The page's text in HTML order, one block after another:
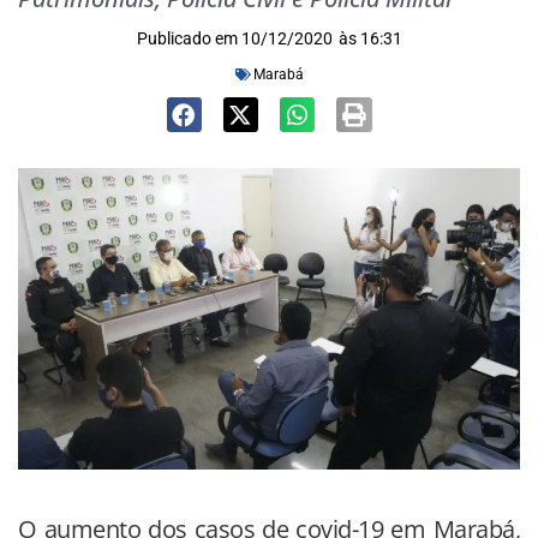
Publicado em 10/12/2020 às 16:31
Marabá
O aumento dos casos de covid-19 em Marabá,